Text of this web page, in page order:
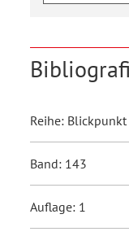
Reihe:
Band: 143
Auflage: 1